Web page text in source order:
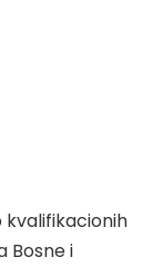
kvalifikacionih
Bosne i